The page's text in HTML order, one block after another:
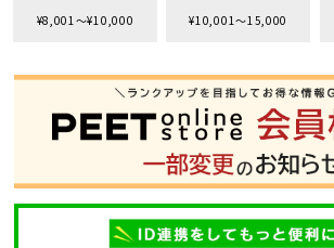
¥8,001〜¥10,000 ¥10,001〜15,000